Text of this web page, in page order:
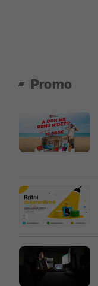
Promo